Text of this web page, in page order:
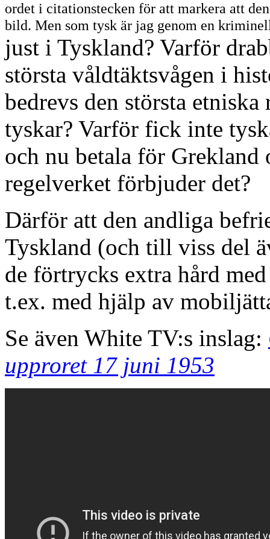
ordet i citationstecken för att markera att
bild. Men som tysk är jag genom en
just i Tyskland? Varför
största våldtäktsvågen i
bedrevs den största
tyskar? Varför fick inte
och nu betala för Grekland
regelverket förbjuder det?
Därför att den andliga
Tyskland (och till viss del
de förtrycks extra hård
t.ex. med hjälp av
Se även White TV:s inslag:
upproret 17 juni 1953